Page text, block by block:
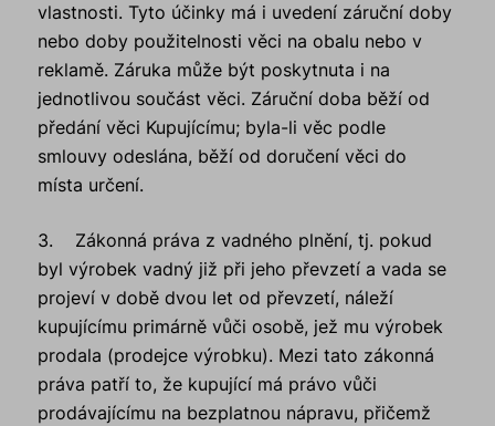
vlastnosti. Tyto účinky má i uvedení záruční doby
nebo doby použitelnosti věci na obalu nebo v
reklamě. Záruka může být poskytnuta i na
jednotlivou součást věci. Záruční doba běží od
předání věci Kupujícímu; byla-li věc podle
smlouvy odeslána, běží od doručení věci do
místa určení.
3. Zákonná práva z vadného plnění, tj. pokud
byl výrobek vadný již při jeho převzetí a vada se
projeví v době dvou let od převzetí, náleží
kupujícímu primárně vůči osobě, jež mu výrobek
prodala (prodejce výrobku). Mezi tato zákonná
práva patří to, že kupující má právo vůči
prodávajícímu na bezplatnou nápravu, přičemž